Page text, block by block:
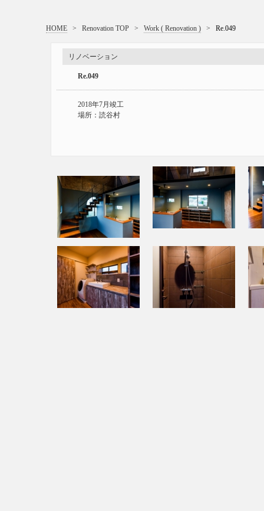
HOME > Renovation TOP > Work ( Renovation ) > Re.049
リノベーション
Re.049
2018年7月竣工
場所：読谷村